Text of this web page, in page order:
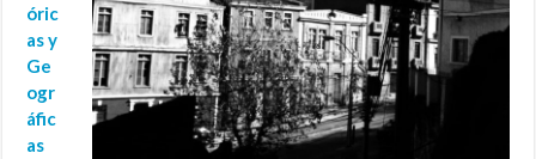
óric
as y
Ge
ogr
áfic
as